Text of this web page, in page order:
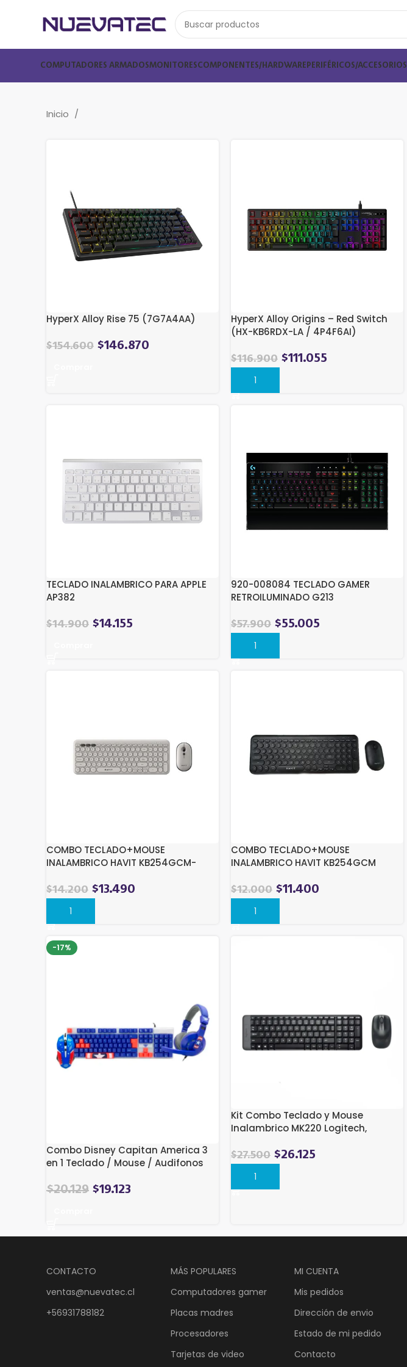
COMPUTADORES ARMADOSMONITORESCOMPONENTES/HARDWARE PERIFÉRICOS/ACCESORIOS
Inicio
HyperX Alloy Rise 75 (7G7A4AA)
$154.600 $146.870
HyperX Alloy Origins – Red Switch
(HX-KB6RDX-LA / 4P4F6AI)
$116.900 $111.055
Comprar
TECLADO INALAMBRICO PARA APPLE
AP382
$14.900 $14.155
920-008084 TECLADO GAMER
RETROILUMINADO G213
$57.900 $55.005
Comprar
COMBO TECLADO+MOUSE
INALAMBRICO HAVIT KB254GCM-
$14.200 $13.490
Comprar
COMBO TECLADO+MOUSE
INALAMBRICO HAVIT KB254GCM
$12.000 $11.400
Comprar
-17%
Combo Disney Capitan America 3
en 1 Teclado / Mouse / Audifonos
El
$20.129El$19.123
Kit Combo Teclado y Mouse
Inalambrico MK220 Logitech,
$27.500 $26.125
Comprar
CONTACTO
ventas@nuevatec.cl
+56931788182
MÁS POPULARES
Computadores gamer
Placas madres
Procesadores
Tarjetas de video
MI CUENTA
Mis pedidos
Dirección de envio
Estado de mi pedido
Contacto